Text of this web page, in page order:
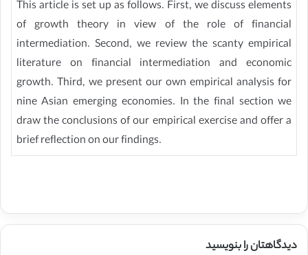
This article is set up as follows. First, we discuss elements
of growth theory in view of the role of financial
intermediation. Second, we review the scanty empirical
literature on financial intermediation and economic
growth. Third, we present our own empirical analysis for
nine Asian emerging economies. In the final section we
draw the conclusions of our empirical exercise and offer a
brief reflection on our findings.
دیدگاهتان را بنویسید